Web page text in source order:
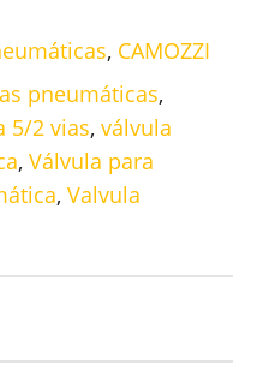
, CAMOZZI
pneumáticas,
5/2 vias, válvula
, Válvula para
, Valvula